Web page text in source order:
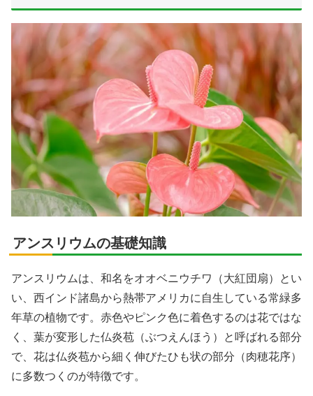
アンスリウムの基礎知識
アンスリウムは、和名をオオベニウチワ（大紅団扇）とい
い、西インド諸島から熱帯アメリカに自生している常緑多
年草の植物です。赤色やピンク色に着色するのは花ではな
く、葉が変形した仏炎苞（ぶつえんほう）と呼ばれる部分
で、花は仏炎苞から細く伸びたひも状の部分（肉穂花序）
に多数つくのが特徴です。